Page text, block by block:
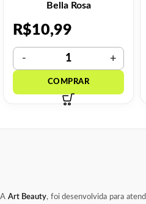
Bella Rosa
R$10,99
A Art Beauty, foi desenvolvida para